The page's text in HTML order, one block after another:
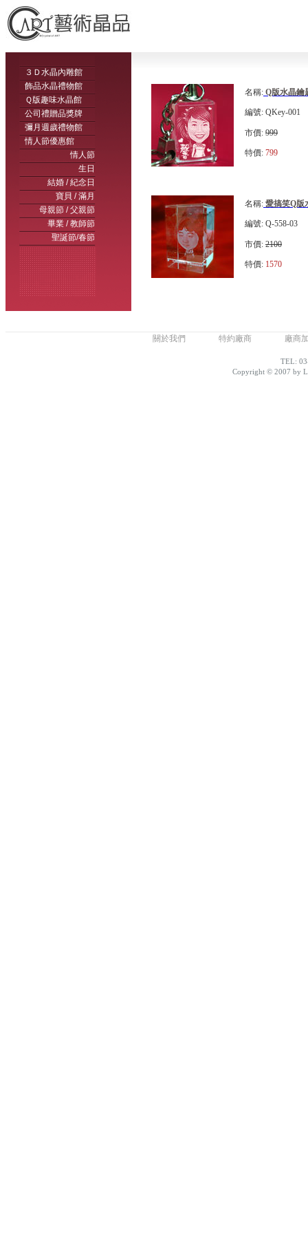
３Ｄ水晶內雕館
飾品水晶禮物館
Ｑ版趣味水晶館
公司禮贈品獎牌
彌月週歲禮物館
情人節優惠館
情人節
生日
結婚 / 紀念日
寶貝 / 滿月
母親節 / 父親節
畢業 / 教師節
聖誕節/春節
名稱: Q版水晶鑰
編號: QKey-001
市價: 999
特價: 799
名稱: 愛搞笑Q版
編號: Q-558-03
市價: 2100
特價: 1570
關於我們 特約廠商 廠商
TEL:
Copyright © 2007 by